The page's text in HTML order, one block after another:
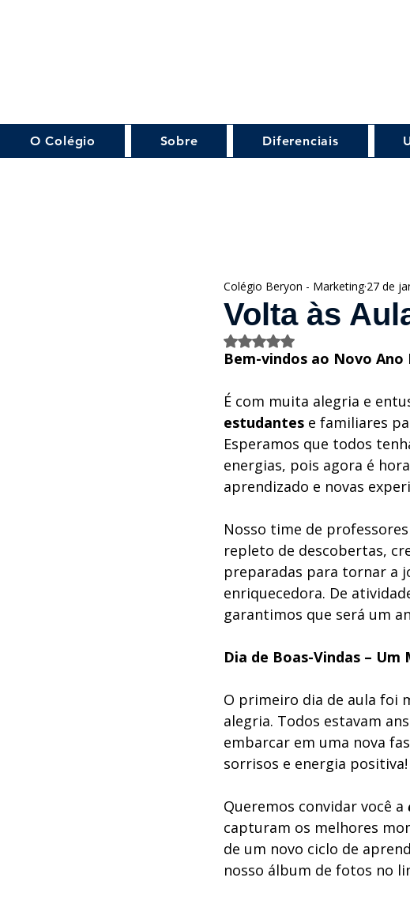
Volta às
Colégio Beryon - Marketing 27 de
Avaliado com NaN de 5
Bem-vindos ao Novo
É com muita alegria e
estudantes e familiares
Esperamos que todos
energias, pois agora é
aprendizado e novas
Nosso time de
repleto de descobertas,
preparadas para tornar a
enriquecedora. De
garantimos que será um
Dia de Boas-Vindas – Um
O primeiro dia de aula foi
alegria. Todos estavam
embarcar em uma nova
sorrisos e energia positiva!
Queremos convidar você a
capturam os melhores
de um novo ciclo de
nosso álbum de fotos no
O Colégio Sobre Diferenciais